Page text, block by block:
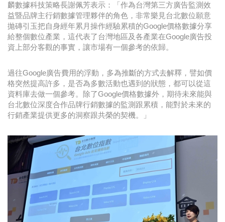
麟數據科技策略長謝佩芳表示：「作為台灣第三方廣告監測效
益暨品牌主行銷數據管理夥伴的角色，非常樂見台北數位願意
拋磚引玉把自身經年累月操作經驗累積的Google價格數據分享
給整個數位產業，這代表了台灣地區及各產業在Google廣告投
資上部分客觀的事實，讓市場有一個參考的依歸。
過往Google廣告費用的浮動，多為推斷的方式去解釋，譬如價
格突然提高許多，是否為多數活動也遇到的狀態，都可以從這
資料庫去做一個參考。除了Google價格數據外，期待未來能與
台北數位深度合作品牌行銷數據的監測跟累積，能對於未來的
行銷產業提供更多的洞察跟共榮的契機。」